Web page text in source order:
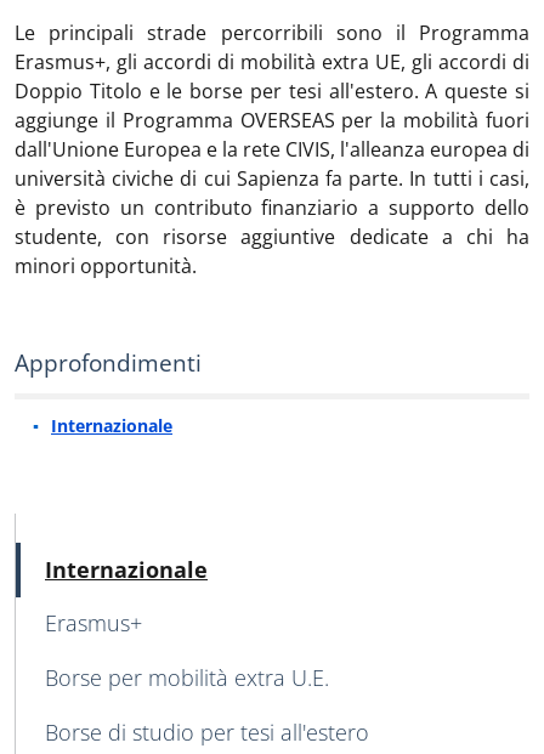
Le principali strade percorribili sono il Programma
Erasmus+, gli accordi di mobilità extra UE, gli accordi di
Doppio Titolo e le borse per tesi all'estero. A queste si
aggiunge il Programma OVERSEAS per la mobilità fuori
dall'Unione Europea e la rete CIVIS, l'alleanza europea di
università civiche di cui Sapienza fa parte. In tutti i casi,
è previsto un contributo finanziario a supporto dello
studente, con risorse aggiuntive dedicate a chi ha
minori opportunità.
Approfondimenti
Internazionale
MAIN NAVIGATION
Internazionale
Erasmus+
Borse per mobilità extra U.E.
Borse di studio per tesi all'estero